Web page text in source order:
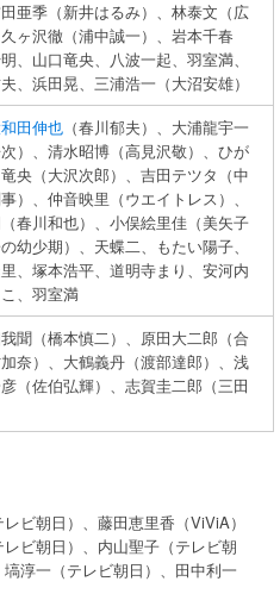
亜季（新井はるみ）、林泰文（広
ヶ沢徹（浦中誠一）、岩本千春
、山口竜央、八波一起、羽室満、
、浜田晃、三浦浩一（大沼安雄）
田伸也 （春川郁夫）、大浦龍宇一
）、清水昭博（高見沢敬）、ひが
央（大沢次郎）、吉田テツタ（中
）、仲音映里（ウエイトレス）、
春川和也）、小俣絵里佳（美矢子
幼少期）、天蝶二、もたい陽子、
、塚本浩平、道明寺まり、安河内
、羽室満
聞（橋本慎二）、原田大二郎（合
奈）、大鶴義丹（渡部達郎）、浅
（佐伯弘輝）、志賀圭二郎（三田
ビ朝日）、藤田恵里香（ViViA）
ビ朝日）、内山聖子（テレビ朝
淳一（テレビ朝日）、田中利一